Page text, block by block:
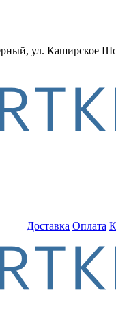
ул. Каширское
Доставка Оплата